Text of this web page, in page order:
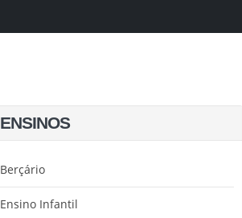
ENSINOS
Berçário
Ensino Infantil